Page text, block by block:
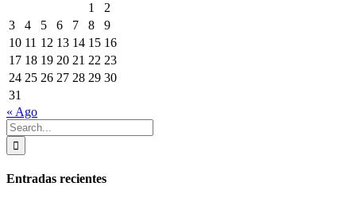
1
2
3
4 5 6 7 8
9
10 11 12 13 14 15 16
17 18 19 20 21 22 23
24 25 26 27 28 29 30
31
« Ago
Search
for:
Entradas recientes